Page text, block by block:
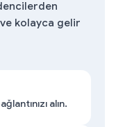
ve kolayca gelir
alın.